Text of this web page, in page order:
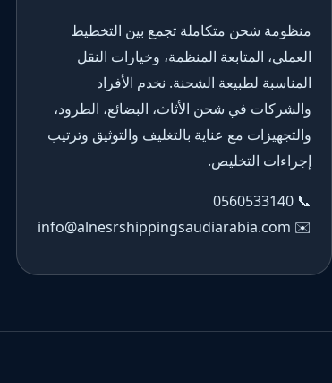
منظومة شحن متكاملة تجمع بين التخطيط
العملي، المتابعة المنظمة، وخيارات النقل
المناسبة لطبيعة الشحنة. نخدم الأفراد
والشركات في شحن الأثاث، البضائع، الطرود،
والتجهيزات مع عناية بالتغليف والتوثيق وترتيب
إجراءات التخليص.
📞
0560533140
✉️
info@alnesrshippingsaudiarabia.com